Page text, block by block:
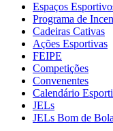
Espaços
Programa de
Cadeiras Cativas
Ações Esportivas
FEIPE
Competições
Convenentes
Calendário
JELs
JELs Bom de Bola